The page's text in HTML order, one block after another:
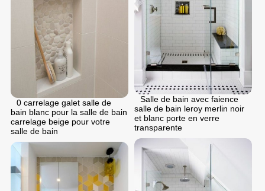
Salle de bain avec faience
salle de bain leroy merlin noir
et blanc porte en verre
transparente
0 carrelage galet salle de
bain blanc pour la salle de bain
carrelage beige pour votre
salle de bain